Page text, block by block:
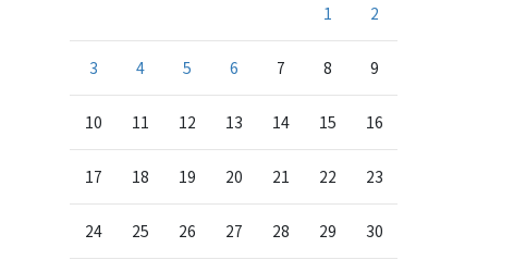
1 2
3 4 5 6 7 8 9
10 11 12 13 14 15 16
17 18 19 20 21 22 23
24 25 26 27 28 29 30